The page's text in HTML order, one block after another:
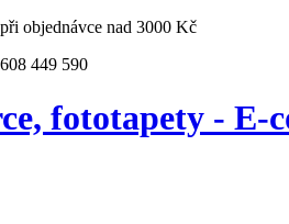
při objednávce nad 3000 Kč
449 590
fototapety - E-